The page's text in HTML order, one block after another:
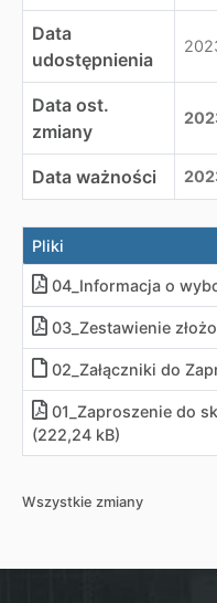
Data
udostępnienia
Data ost.
zmiany
Data ważności
Pliki
04_Informacja o
03_Zestawienie
02_Załączniki do
01_Zaproszenie do
(222,24 kB)
Wszystkie zmiany